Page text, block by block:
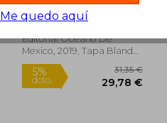
Cortina, Francisco J.
Editorial Oceano De
Mexico, 2019, Tapa Blanda,
Nuevo
Me quedo aquí